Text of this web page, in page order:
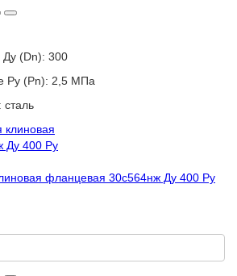
Ду (Dn): 300
Ру (Pn): 2,5 МПа
сталь
фланцевая 30с564нж Ду 400 Ру